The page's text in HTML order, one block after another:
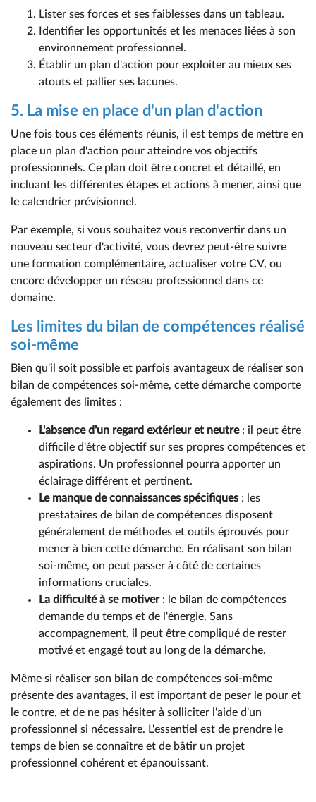
Lister ses forces et ses faiblesses dans un tableau.
Identifier les opportunités et les menaces liées à son
environnement professionnel.
Établir un plan d'action pour exploiter au mieux ses
atouts et pallier ses lacunes.
5. La mise en place d'un plan d'action
Une fois tous ces éléments réunis, il est temps de mettre en
place un plan d'action pour atteindre vos objectifs
professionnels. Ce plan doit être concret et détaillé, en
incluant les différentes étapes et actions à mener, ainsi que
le calendrier prévisionnel.
Par exemple, si vous souhaitez vous reconvertir dans un
nouveau secteur d'activité, vous devrez peut-être suivre
une formation complémentaire, actualiser votre CV, ou
encore développer un réseau professionnel dans ce
domaine.
Les limites du bilan de compétences réalisé
soi-même
Bien qu'il soit possible et parfois avantageux de réaliser son
bilan de compétences soi-même, cette démarche comporte
également des limites :
L'absence d'un regard extérieur et neutre: il peut être
difficile d'être objectif sur ses propres compétences et
aspirations. Un professionnel pourra apporter un
éclairage différent et pertinent.
Le manque de connaissances spécifiques : les
prestataires de bilan de compétences disposent
généralement de méthodes et outils éprouvés pour
mener à bien cette démarche. En réalisant son bilan
soi-même, on peut passer à côté de certaines
informations cruciales.
La difficulté à se motiver: le bilan de compétences
demande du temps et de l'énergie. Sans
accompagnement, il peut être compliqué de rester
motivé et engagé tout au long de la démarche.
Même si réaliser son bilan de compétences soi-même
présente des avantages, il est important de peser le pour et
le contre, et de ne pas hésiter à solliciter l'aide d'un
professionnel si nécessaire. L'essentiel est de prendre le
temps de bien se connaître et de bâtir un projet
professionnel cohérent et épanouissant.